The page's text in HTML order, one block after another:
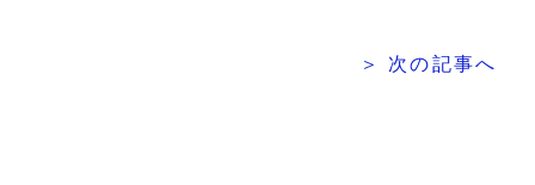
＞ 次の記事へ